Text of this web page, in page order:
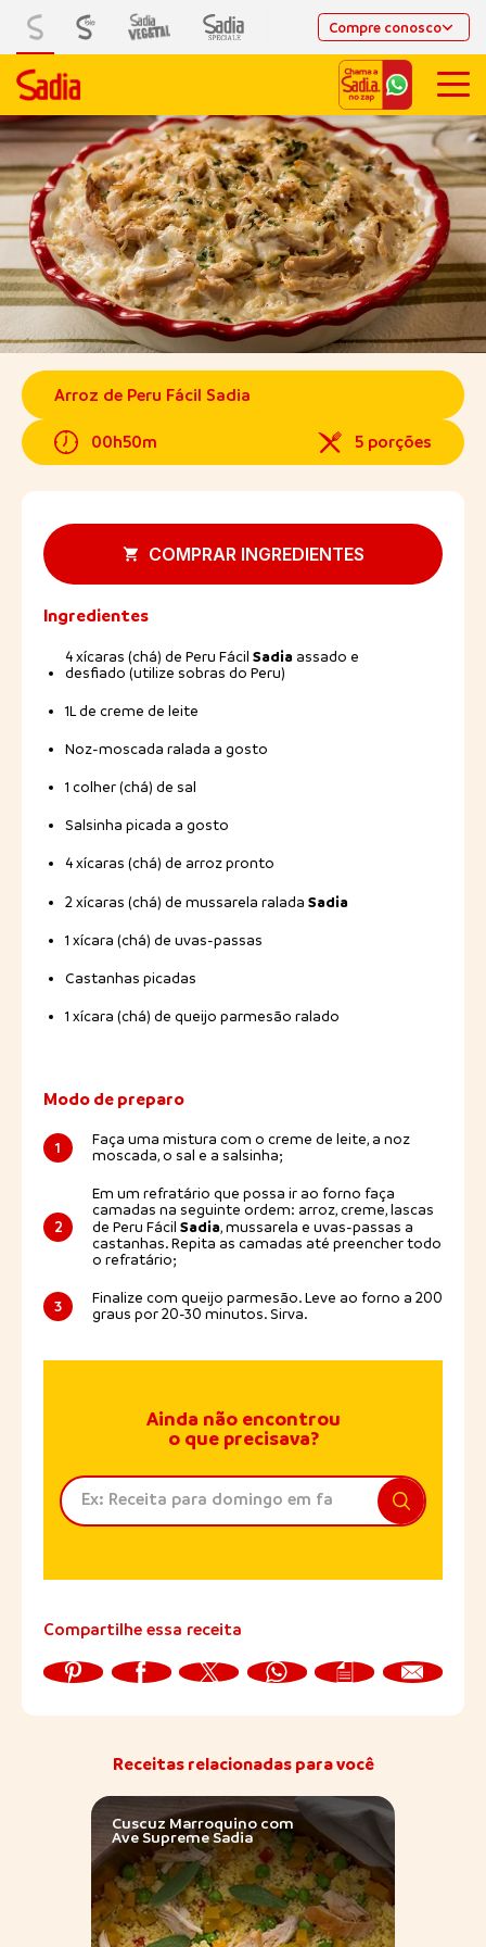
Compre conosco
Arroz de Peru Fácil Sadia
00h50m 5 porções
COMPRAR INGREDIENTES
Ingredientes
4 xícaras (chá) de Peru Fácil Sadia assado e
desfiado (utilize sobras do Peru)
1L de creme de leite
Noz-moscada ralada a gosto
1 colher (chá) de sal
Salsinha picada a gosto
4 xícaras (chá) de arroz pronto
2 xícaras (chá) de mussarela ralada Sadia
1 xícara (chá) de uvas-passas
Castanhas picadas
1 xícara (chá) de queijo parmesão ralado
Modo de preparo
1
Faça uma mistura com o creme de leite, a noz
moscada, o sal e a salsinha;
2
Em um refratário que possa ir ao forno faça
camadas na seguinte ordem: arroz, creme, lascas
de Peru Fácil Sadia, mussarela e uvas-passas a
castanhas. Repita as camadas até preencher todo
o refratário;
3
Finalize com queijo parmesão. Leve ao forno a 200
graus por 20-30 minutos. Sirva.
Ainda não encontrou
o que precisava?
Compartilhe essa receita
Receitas relacionadas para você
Cuscuz Marroquino com
Ave Supreme Sadia